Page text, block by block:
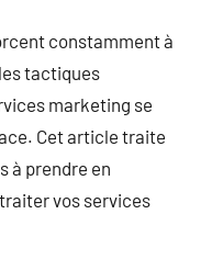
constamment à
tactiques
marketing se
Cet article traite
à prendre en
vos services